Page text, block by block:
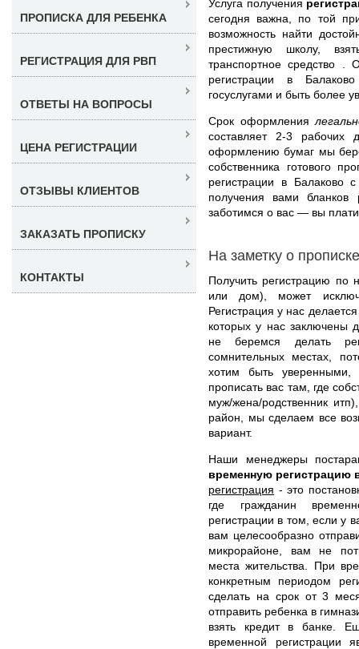
Услуга получения
сегодня важна, по той
возможность найти
престижную школу,
транспортное средство
регистрации в
госуслугами и быть более
Срок оформления
составляет 2-3
оформлению бумаг мы
собственника готового
регистрации в Балаково
получения вами бланков
заботимся о вас — вы
На заметку о прописке
Получить регистрацию по
или дом), может
Регистрация у нас
которых у нас заключены
не беремся делать
сомнительных местах,
хотим быть
прописать вас там, где
муж/жена/родственник
район, мы сделаем все
вариант.
Наши менеджеры
временную регистрацию
регистрация - это
где гражданин
регистрации в том, если у
вам целесообразно
микрорайоне, вам не
места жительства. При
конкретным периодом
сделать на срок от 3
отправить ребенка в
взять кредит в банке.
временной регистрации
ПРОПИСКА ДЛЯ РЕБЕНКА
РЕГИСТРАЦИЯ ДЛЯ РВП
ОТВЕТЫ НА ВОПРОСЫ
ЦЕНА РЕГИСТРАЦИИ
ОТЗЫВЫ КЛИЕНТОВ
ЗАКАЗАТЬ ПРОПИСКУ
КОНТАКТЫ